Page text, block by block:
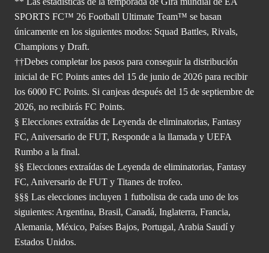
SPORTS FC™ 26 Football Ultimate Team™ se basan
únicamente en los siguientes modos: Squad Battles, Rivals,
Champions y Draft.
††Debes completar los pasos para conseguir la distribución
inicial de FC Points antes del 15 de junio de 2026 para recibir
los 6000 FC Points. Si canjeas después del 15 de septiembre de
2026, no recibirás FC Points.
§ Elecciones extraídas de Leyenda de eliminatorias, Fantasy
FC, Aniversario de FUT, Responde a la llamada y UEFA
Rumbo a la final.
§§ Elecciones extraídas de Leyenda de eliminatorias, Fantasy
FC, Aniversario de FUT y Titanes de trofeo.
§§§ Las elecciones incluyen 1 futbolista de cada uno de los
siguientes: Argentina, Brasil, Canadá, Inglaterra, Francia,
Alemania, México, Países Bajos, Portugal, Arabia Saudí y
Estados Unidos.